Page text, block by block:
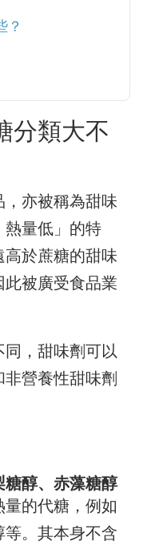
？
分類大不
亦被稱為甜味
熱量低」的特
於蔗糖的甜味
被廣受食品業
，甜味劑可以
營養性甜味劑
醇、赤藻糖醇
的代糖，例如
。其本身不含